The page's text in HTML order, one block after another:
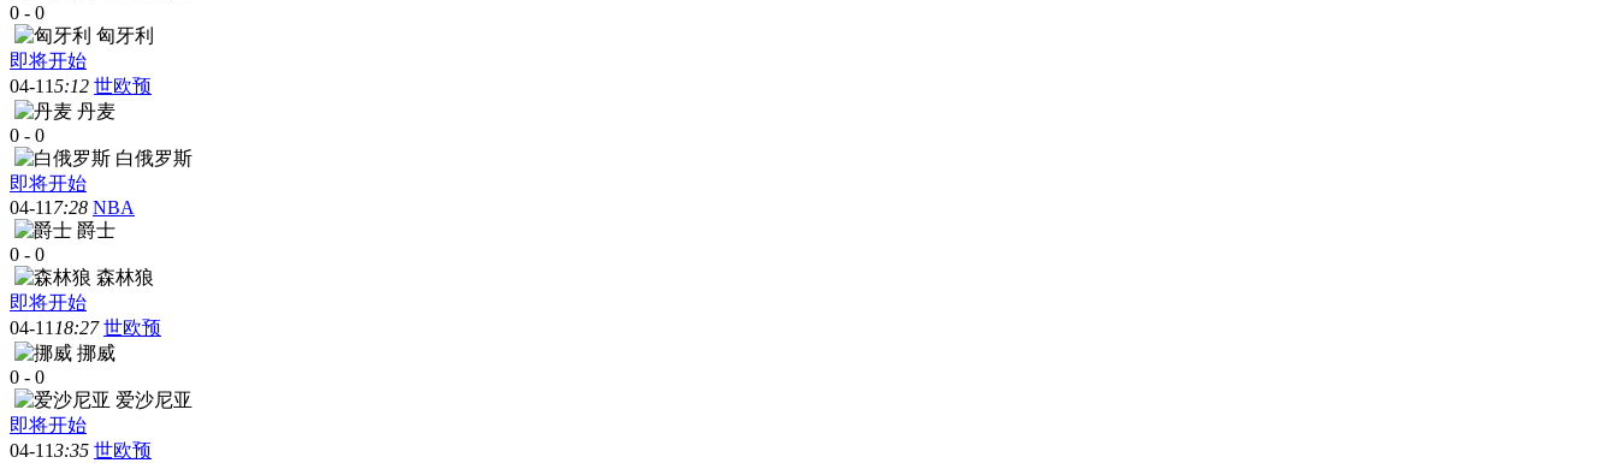
0 - 0
匈牙利
即将开始
04-115:12 世欧预
丹麦
0 - 0
白俄罗斯
即将开始
04-11 7:28 NBA
爵士
0 - 0
森林狼
即将开始
04-11 18:27 世欧预
挪威
0 - 0
爱沙尼亚
即将开始
04-113:35 世欧预